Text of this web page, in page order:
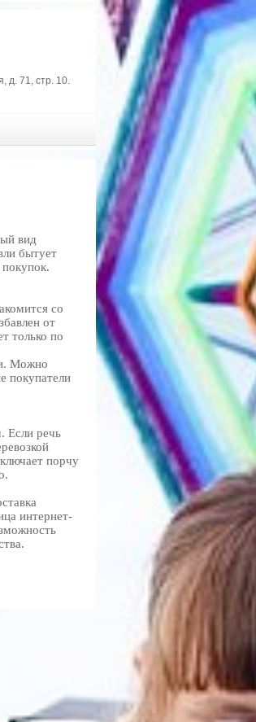
д. 71, стр. 10.
вид
бытует
со
от
только по
Можно
покупатели
Если речь
порчу
интернет-